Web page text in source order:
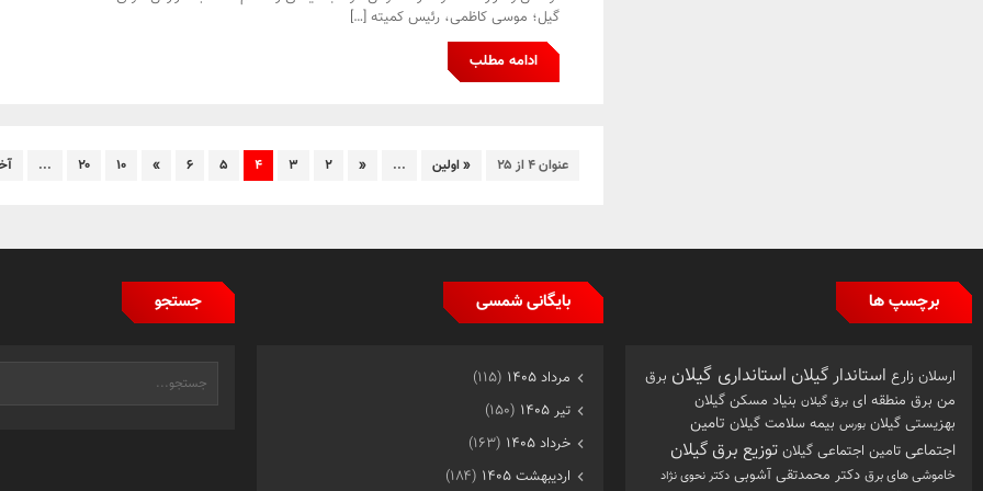
گیل؛ موسی کاظمی، رئیس کمیته […]
ادامه مطلب
عنوان ۴ از ۲۵ « اولین ...
« ۲ ۳ ۴ ۵ ۶ » ۱۰ ۲۰ ...
برچسپ ها
ارسلان زارع استاندار گیلان استانداری گیلان برق
من برق منطقه ای برق گیلان بنیاد مسکن گیلان
بهزیستی گیلان بورس بیمه سلامت گیلان تامین
اجتماعی تامین اجتماعی گیلان توزیع برق گیلان
خاموشی های برق دکتر محمدتقی آشوبی دکتر نحوی نژاد
بایگانی شمسی
مرداد ۱۴۰۵
(۱۱۵)
تیر ۱۴۰۵
(۱۵۰)
خرداد ۱۴۰۵
(۱۶۳)
اردیبهشت ۱۴۰۵
(۱۸۴)
جستجو